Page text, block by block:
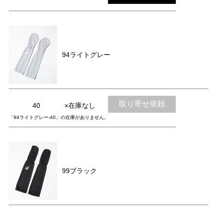
94ライトグレー
40 ×在庫なし 取り寄せ依頼
「94ライトグレー-40」の在庫がありません。
99ブラック